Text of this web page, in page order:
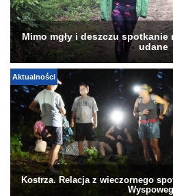
Mimo mgły i deszczu spotkanie
udane
Aktualności
Kostrza. Relacja z wieczornego